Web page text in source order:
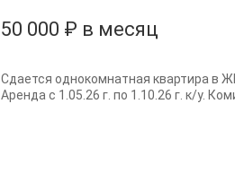
50 000 ₽ в месяц
Сдается однокомнатная квартира в
Аренда с 1.05.26 г. по 1.10.26 г. к/у.